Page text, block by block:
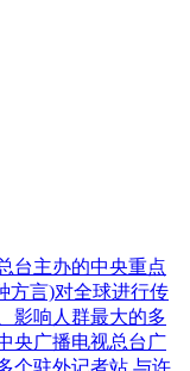
台主办的中央重点
方言)对全球进行传
影响人群最大的多
央广播电视总台广
个驻外记者站,与许